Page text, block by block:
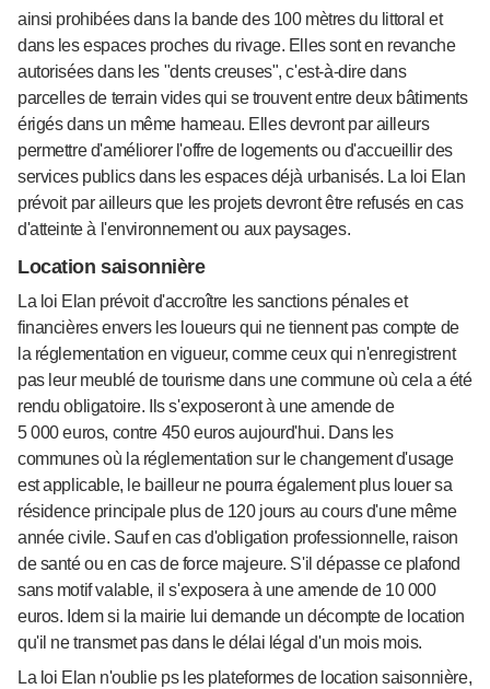
ainsi prohibées dans la bande des 100 mètres du littoral et
dans les espaces proches du rivage. Elles sont en revanche
autorisées dans les "dents creuses", c'est-à-dire dans
parcelles de terrain vides qui se trouvent entre deux bâtiments
érigés dans un même hameau. Elles devront par ailleurs
permettre d'améliorer l'offre de logements ou d'accueillir des
services publics dans les espaces déjà urbanisés. La loi Elan
prévoit par ailleurs que les projets devront être refusés en cas
d'atteinte à l'environnement ou aux paysages.
Location saisonnière
La loi Elan prévoit d'accroître les sanctions pénales et
financières envers les loueurs qui ne tiennent pas compte de
la réglementation en vigueur, comme ceux qui n'enregistrent
pas leur meublé de tourisme dans une commune où cela a été
rendu obligatoire. Ils s'exposeront à une amende de
5 000 euros, contre 450 euros aujourd'hui. Dans les
communes où la réglementation sur le changement d'usage
est applicable, le bailleur ne pourra également plus louer sa
résidence principale plus de 120 jours au cours d'une même
année civile. Sauf en cas d'obligation professionnelle, raison
de santé ou en cas de force majeure. S'il dépasse ce plafond
sans motif valable, il s'exposera à une amende de 10 000
euros. Idem si la mairie lui demande un décompte de location
qu'il ne transmet pas dans le délai légal d'un mois mois.
La loi Elan n'oublie ps les plateformes de location saisonnière,